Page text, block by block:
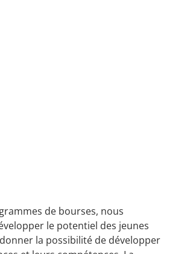
de bourses, nous
le potentiel des jeunes
la possibilité de développer